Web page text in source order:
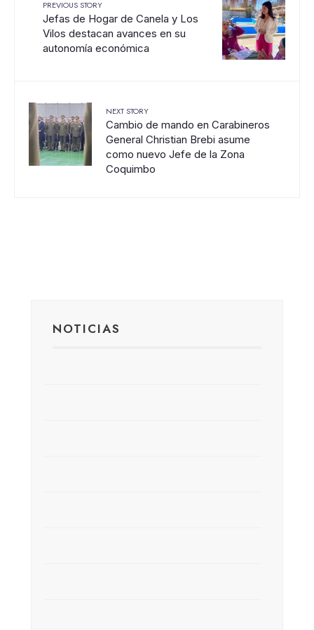
PREVIOUS STORY
Jefas de Hogar de Canela y Los
Vilos destacan avances en su
autonomía económica
NEXT STORY
Cambio de mando en Carabineros
General Christian Brebi asume
como nuevo Jefe de la Zona
Coquimbo
NOTICIAS